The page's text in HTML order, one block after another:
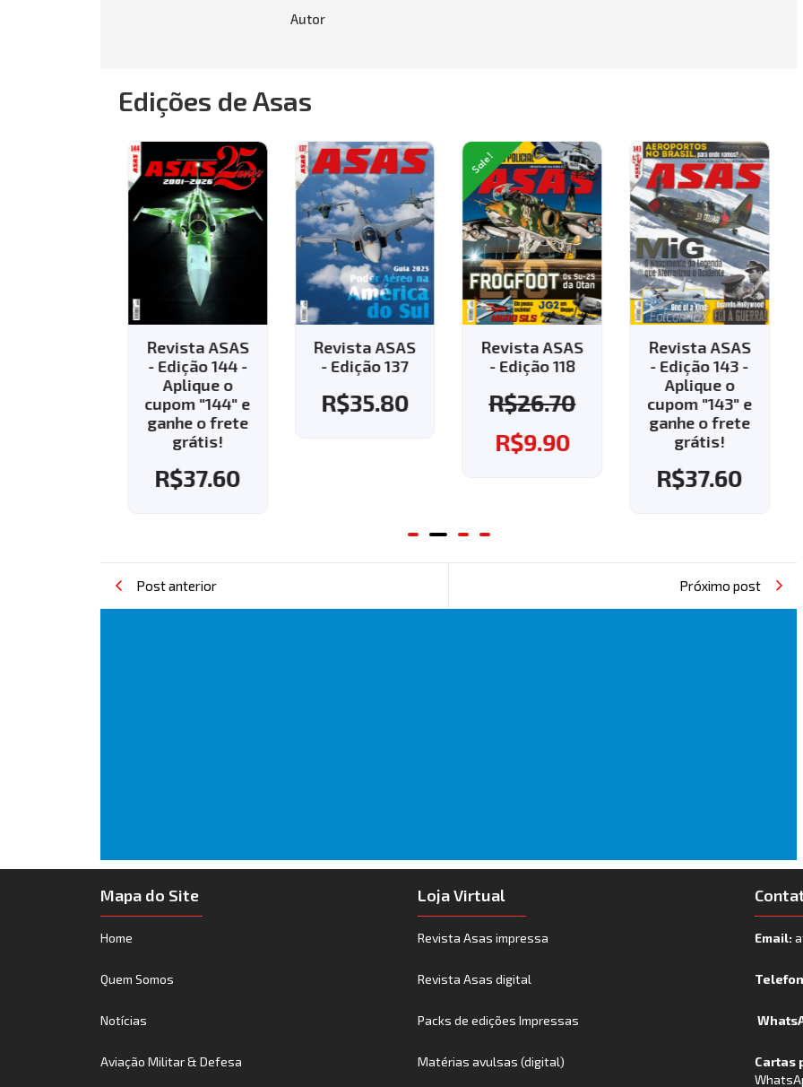
Autor
Edições de Asas
Revista ASAS
- Edição 144 -
Aplique o
cupom "144" e
ganhe o frete
grátis!
R$37.60
Revista ASAS
- Edição 137
R$35.80
Sale!
Revista ASAS
- Edição 118
R$26.70
R$9.90
Revista ASAS
- Edição 143 -
Aplique o
cupom "143" e
ganhe o frete
grátis!
R$37.60
Post anterior Próximo post
Mapa do Site
Home
Quem Somos
Notícias
Aviação Militar & Defesa
Loja Virtual
Revista Asas impressa
Revista Asas digital
Packs de edições Impressas
Matérias avulsas (digital)
Email:
Cartas